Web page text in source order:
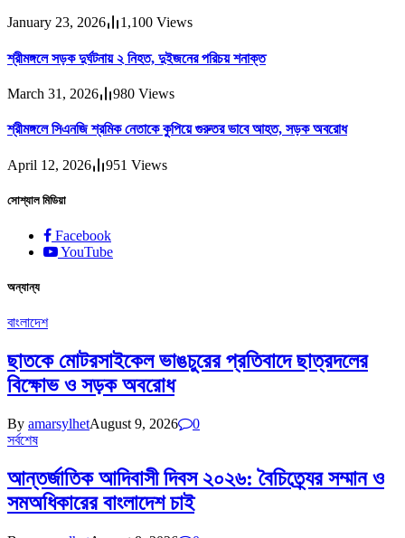
January 23, 2026 1,100 Views
শ্রীমঙ্গলে সড়ক দুর্ঘটনায় ২ নিহত, দুইজনের পরিচয় শনাক্ত
March 31, 2026 980 Views
শ্রীমঙ্গলে সিএনজি শ্রমিক নেতাকে কুপিয়ে গুরুতর ভাবে আহত, সড়ক অবরোধ
April 12, 2026 951 Views
সোশ্যাল মিডিয়া
Facebook
YouTube
অন্যান্য
বাংলাদেশ
ছাতকে মোটরসাইকেল ভাঙচুরের প্রতিবাদে ছাত্রদলের
বিক্ষোভ ও সড়ক অবরোধ
By amarsylhetAugust 9, 2026
0
সর্বশেষ
আন্তর্জাতিক আদিবাসী দিবস ২০২৬: বৈচিত্র্যের সম্মান ও
সমঅধিকারের বাংলাদেশ চাই